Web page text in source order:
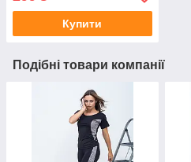
Купити
Подібні товари компанії